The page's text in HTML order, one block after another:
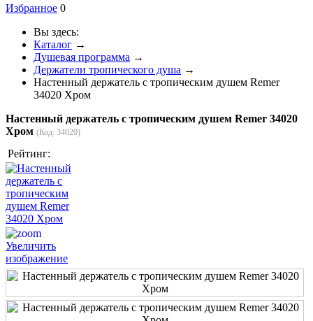
Избранное 0
Вы здесь:
Каталог →
Душевая программа →
Держатели тропического душа →
Настенный держатель с тропическим душем Remer
34020 Хром
Настенный держатель с тропическим душем Remer 34020
Хром (Код: 34020)
Рейтинг:
Увеличить
изображение